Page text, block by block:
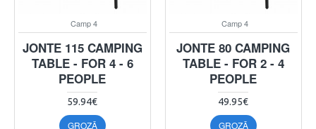
Camp 4
JONTE 115 CAMPING
TABLE - FOR 4 - 6
PEOPLE
59.94€
GROZĀ
Camp 4
JONTE 80 CAMPING
TABLE - FOR 2 - 4
PEOPLE
49.95€
GROZĀ